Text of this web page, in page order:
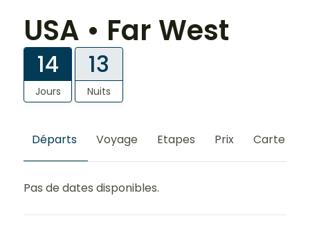
USA • Far West
14
Jours
13
Nuits
Départs Voyage Etapes Prix Carte
Pas de dates disponibles.